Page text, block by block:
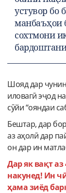
устувор бо
манбаъҳои
сохтмони
Шояд дар
иловагӣ эҷод
сӯйи “ояндаи
Бештар, дар
аз аҳолӣ дар
он дар ин
Дар як вақт
накунед! Ин
ҳама зиёд